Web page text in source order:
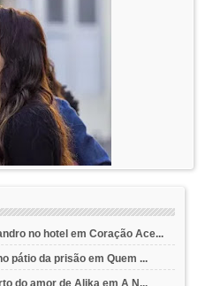
no hotel em Coração Ace...
pátio da prisão em Quem ...